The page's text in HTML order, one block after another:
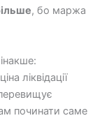
, бо маржа
ціна ліквідації
починати саме